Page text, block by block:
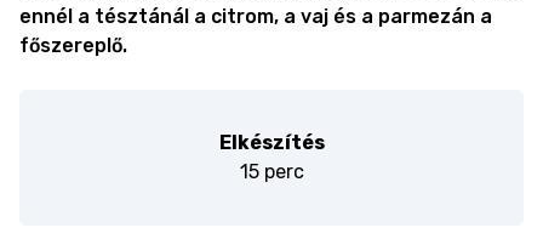
ennél a tésztánál a citrom, a vaj és a parmezán a
főszereplő.
Elkészítés
15 perc